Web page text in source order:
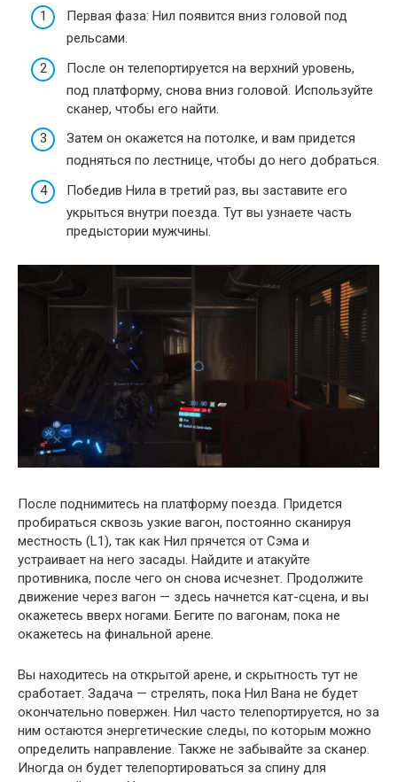
Первая фаза: Нил появится вниз головой под
рельсами.
После он телепортируется на верхний уровень,
под платформу, снова вниз головой. Используйте
сканер, чтобы его найти.
Затем он окажется на потолке, и вам придется
подняться по лестнице, чтобы до него добраться.
Победив Нила в третий раз, вы заставите его
укрыться внутри поезда. Тут вы узнаете часть
предыстории мужчины.
После поднимитесь на платформу поезда. Придется
пробираться сквозь узкие вагон, постоянно сканируя
местность (L1), так как Нил прячется от Сэма и
устраивает на него засады. Найдите и атакуйте
противника, после чего он снова исчезнет. Продолжите
движение через вагон — здесь начнется кат-сцена, и вы
окажетесь вверх ногами. Бегите по вагонам, пока не
окажетесь на финальной арене.
Вы находитесь на открытой арене, и скрытность тут не
сработает. Задача — стрелять, пока Нил Вана не будет
окончательно повержен. Нил часто телепортируется, но за
ним остаются энергетические следы, по которым можно
определить направление. Также не забывайте за сканер.
Иногда он будет телепортироваться за спину для